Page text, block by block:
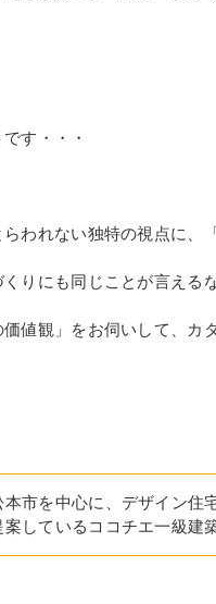
す・・・
らわれない独特の視点に、
りにも同じことが言える
価値観」をお伺いして、カ
本市を中心に、デザイン住
しているココチエ一級建